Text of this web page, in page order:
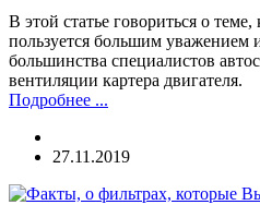
В этой статье говориться о
пользуется большим уважением
большинства специалистов
вентиляции картера двигателя.
Подробнее ...
27.11.2019